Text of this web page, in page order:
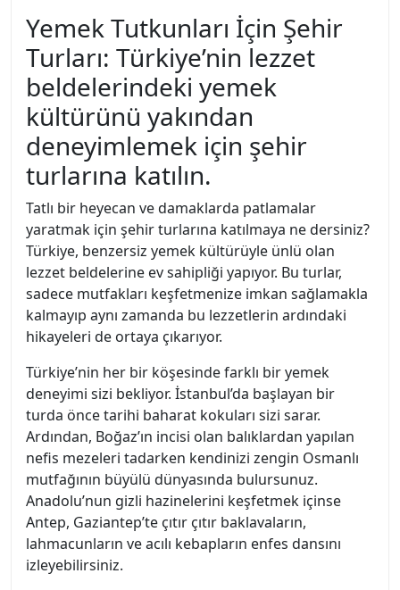
Yemek Tutkunları İçin Şehir
Turları: Türkiye’nin lezzet
beldelerindeki yemek
kültürünü yakından
deneyimlemek için şehir
turlarına katılın.
Tatlı bir heyecan ve damaklarda patlamalar
yaratmak için şehir turlarına katılmaya ne dersiniz?
Türkiye, benzersiz yemek kültürüyle ünlü olan
lezzet beldelerine ev sahipliği yapıyor. Bu turlar,
sadece mutfakları keşfetmenize imkan sağlamakla
kalmayıp aynı zamanda bu lezzetlerin ardındaki
hikayeleri de ortaya çıkarıyor.
Türkiye’nin her bir köşesinde farklı bir yemek
deneyimi sizi bekliyor. İstanbul’da başlayan bir
turda önce tarihi baharat kokuları sizi sarar.
Ardından, Boğaz’ın incisi olan balıklardan yapılan
nefis mezeleri tadarken kendinizi zengin Osmanlı
mutfağının büyülü dünyasında bulursunuz.
Anadolu’nun gizli hazinelerini keşfetmek içinse
Antep, Gaziantep’te çıtır çıtır baklavaların,
lahmacunların ve acılı kebapların enfes dansını
izleyebilirsiniz.